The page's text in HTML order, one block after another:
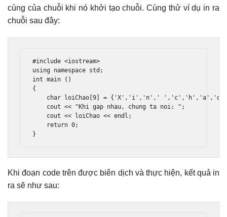
cùng của chuỗi khi nó khởi tạo chuỗi. Cùng thử ví dụ in ra
chuỗi sau đây:
#include <iostream>
using namespace std ;
int main
()
{
char loiChao [9] = { 'X' , 'i' , 'n' , ' ' , 'c' , 'h' , 'a' , 'o'
    cout
<< "Khi gap nhau, chung ta noi: " ;
    cout
<< loiChao << endl ;
return 0;
}
Khi đoạn code trên được biên dịch và thực hiện, kết quả in
ra sẽ như sau: